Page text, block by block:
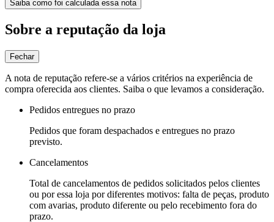
Saiba como foi calculada essa nota
Sobre a reputação da loja
Fechar
A nota de reputação refere-se a vários critérios na experiência de
compra oferecida aos clientes. Saiba o que levamos a consideração.
Pedidos entregues no prazo
Pedidos que foram despachados e entregues no prazo
previsto.
Cancelamentos
Total de cancelamentos de pedidos solicitados pelos clientes
ou por essa loja por diferentes motivos: falta de peças, produto
com avarias, produto diferente ou pelo recebimento fora do
prazo.